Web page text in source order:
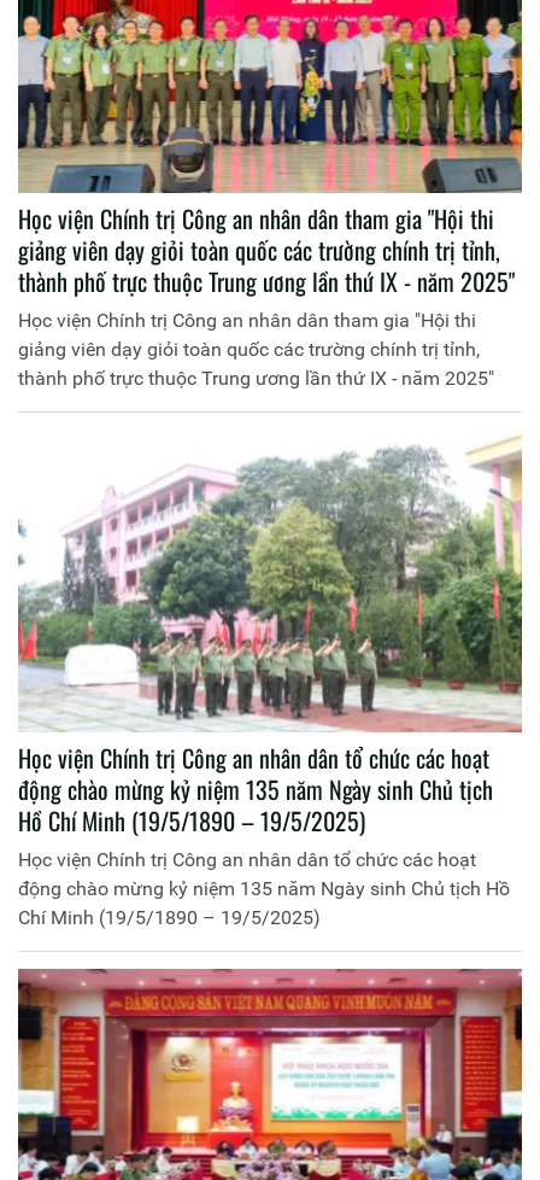
Học viện Chính trị Công an nhân dân tham gia "Hội thi
giảng viên dạy giỏi toàn quốc các trường chính trị tỉnh,
thành phố trực thuộc Trung ương lần thứ IX - năm 2025"
Học viện Chính trị Công an nhân dân tham gia "Hội thi
giảng viên dạy giỏi toàn quốc các trường chính trị tỉnh,
thành phố trực thuộc Trung ương lần thứ IX - năm 2025"
Học viện Chính trị Công an nhân dân tổ chức các hoạt
động chào mừng kỷ niệm 135 năm Ngày sinh Chủ tịch
Hồ Chí Minh (19/5/1890 – 19/5/2025)
Học viện Chính trị Công an nhân dân tổ chức các hoạt
động chào mừng kỷ niệm 135 năm Ngày sinh Chủ tịch Hồ
Chí Minh (19/5/1890 – 19/5/2025)